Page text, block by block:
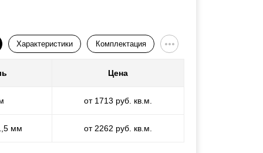
Характеристики Комплектация
Цена
от 1713 руб. кв.м.
мм от 2262 руб. кв.м.